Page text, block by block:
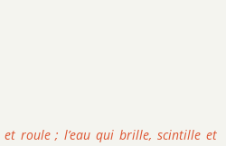
et roule ; l’eau qui brille, scintille et